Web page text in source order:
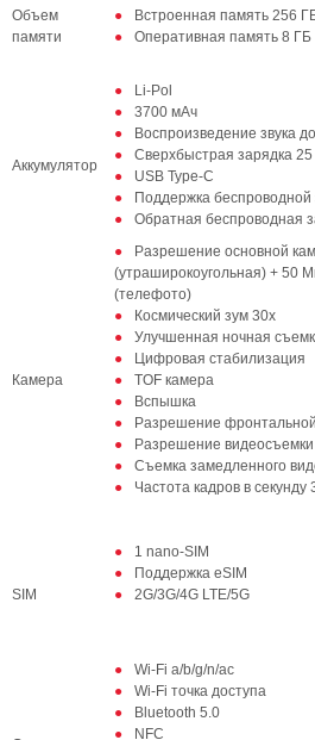
Объем
памяти
Встроенная память 256
Оперативная память 8 ГБ
Аккумулятор
Li-Pol
3700 мАч
Воспроизведение звука
Сверхбыстрая зарядка
USB Type-C
Поддержка беспроводной
Обратная беспроводная
Камера
Разрешение основной
(утраширокоугольная) + 50
(телефото)
Космический зум 30х
Улучшенная ночная
Цифровая стабилизация
TOF камера
Вспышка
Разрешение
Разрешение
Съемка замедленного
Частота кадров в секунду
SIM
1 nano-SIM
Поддержка eSIM
2G/3G/4G LTE/5G
Wi-Fi a/b/g/n/ac
Wi-Fi точка доступа
Bluetooth 5.0
NFC